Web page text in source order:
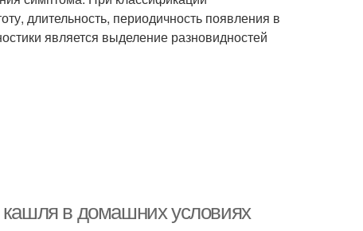
длительность, периодичность появления в
является выделение разновидностей
кашля в домашних условиях